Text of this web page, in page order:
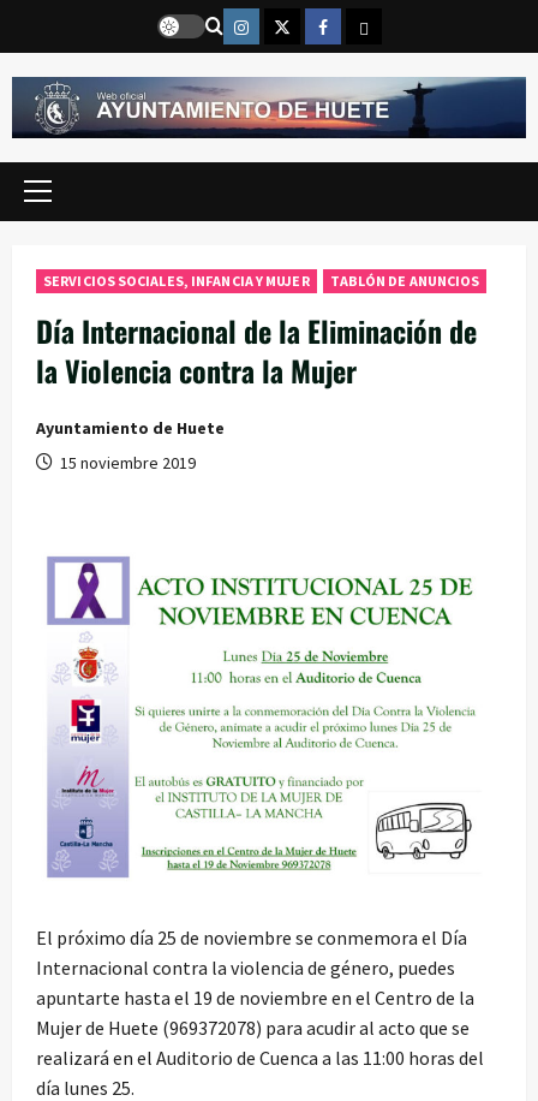
contenido
Instragram
TwitterFacebook
Email
Menú
SERVICIOS SOCIALES, INFANCIA Y MUJER TABLÓN DE ANUNCIOS
Día Internacional de la Eliminación de
la Violencia contra la Mujer
Ayuntamiento de Huete
15 noviembre 2019
El próximo día 25 de noviembre se conmemora el Día
Internacional contra la violencia de género, puedes
apuntarte hasta el 19 de noviembre en el Centro de la
Mujer de Huete (969372078) para acudir al acto que se
realizará en el Auditorio de Cuenca a las 11:00 horas del
día lunes 25.